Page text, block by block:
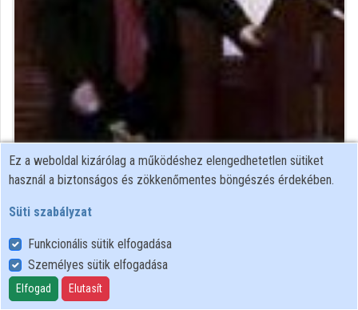
Közreműködő felvételei
Névjegyek
Névjegy
JINR BLTP
Ez a weboldal kizárólag a működéshez elengedhetetlen sütiket
használ a biztonságos és zökkenőmentes böngészés érdekében.
Süti szabályzat
Funkcionális sütik elfogadása
Személyes sütik elfogadása
Elfogad Elutasít